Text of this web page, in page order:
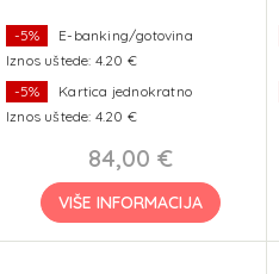
-5%
E-banking/gotovina
Iznos uštede: 4.20 €
-5%
Kartica jednokratno
Iznos uštede: 4.20 €
84,00 €
VIŠE INFORMACIJA